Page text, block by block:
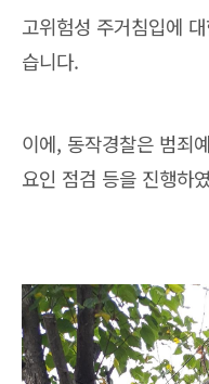
고위험성 주거침입에
습니다.
이에, 동작경찰은 범죄
요인 점검 등을 진행하